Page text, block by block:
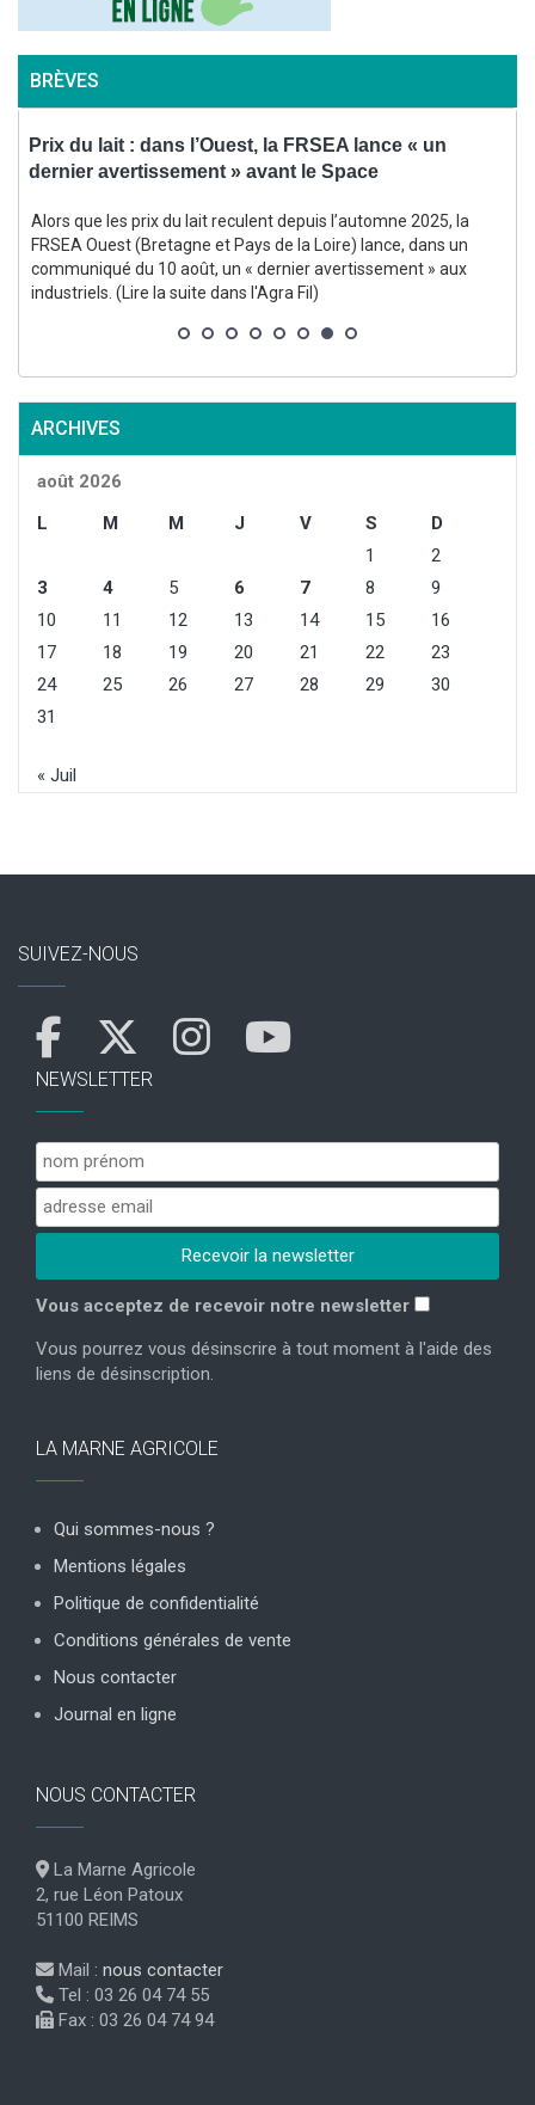
BRÈVES
Prix du lait : dans l’Ouest, la FRSEA lance « un
dernier avertissement » avant le Space
Alors que les prix du lait reculent depuis l’automne 2025, la
FRSEA Ouest (Bretagne et Pays de la Loire) lance, dans un
communiqué du 10 août, un « dernier avertissement » aux
industriels. (Lire la suite dans l'Agra Fil)
ARCHIVES
août 2026
L
M M J V S
D
1
2
3
4 5 6 7 8
9
10
11 12 13 14 15
16
17
18 19 20 21 22
23
24
25 26 27 28 29
30
31
« Juil
SUIVEZ-NOUS
NEWSLETTER
Vous acceptez de recevoir notre newsletter
Vous pourrez vous désinscrire à tout moment à l'aide des
liens de désinscription.
LA MARNE AGRICOLE
Qui sommes-nous ?
Mentions légales
Politique de confidentialité
Conditions générales de vente
Nous contacter
Journal en ligne
NOUS CONTACTER
La Marne Agricole
2, rue Léon Patoux
51100 REIMS
Mail : nous contacter
Tel : 03 26 04 74 55
Fax : 03 26 04 74 94